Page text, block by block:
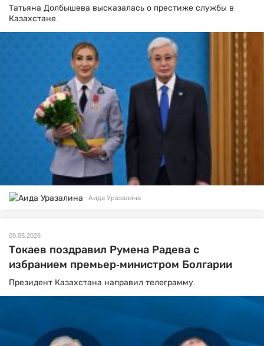
Татьяна Долбышева высказалась о престиже службы в
Казахстане.
Аида Уразалина
09.05.2026
Токаев поздравил Румена Радева с
избранием премьер-министром Болгарии
Президент Казахстана направил телеграмму.